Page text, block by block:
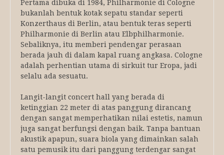
Pertama dibuka di 1984, Philharmonie di Cologne
bukanlah bentuk kotak sepatu standar seperti
Konzerthaus di Berlin, atau bentuk teras seperti
Philharmonie di Berlin atau Elbphilharmonie.
Sebaliknya, itu memberi pendengar perasaan
berada jauh di dalam kapal ruang angkasa. Cologne
adalah perhentian utama di sirkuit tur Eropa, jadi
selalu ada sesuatu.
Langit-langit concert hall yang berada di
ketinggian 22 meter di atas panggung dirancang
dengan sangat memperhatikan nilai estetis, namun
juga sangat berfungsi dengan baik. Tanpa bantuan
akustik apapun, suara biola yang dimainkan salah
satu pemusik itu dari panggung terdengar sangat